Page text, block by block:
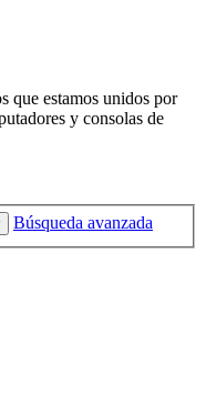
que estamos unidos por
y consolas de
Búsqueda avanzada